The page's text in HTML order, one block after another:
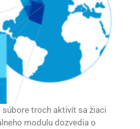
troch aktivít sa žiaci
modulu dozvedia o